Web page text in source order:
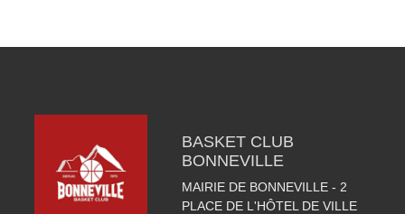
BASKET CLUB
BONNEVILLE
MAIRIE DE BONNEVILLE - 2
PLACE DE L'HÔTEL DE VILLE